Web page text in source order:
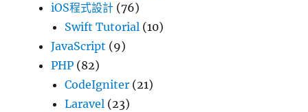
iOS程式設計 (76)
Swift Tutorial (10)
JavaScript (9)
PHP (82)
CodeIgniter (21)
Laravel (23)